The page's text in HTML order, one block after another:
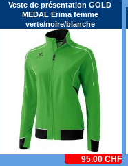
Veste de présentation GOLD
MEDAL Erima femme
verte/noire/blanche
95.00 CHF